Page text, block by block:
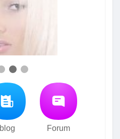
blog Forum